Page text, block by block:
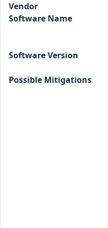
Vendor
Software Name
Software Version
Possible Mitigations